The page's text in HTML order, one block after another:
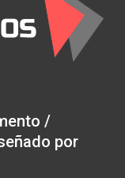
/
por